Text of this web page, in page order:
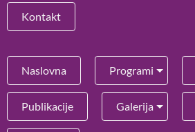
Kontakt
Naslovna Programi
Publikacije Galerija